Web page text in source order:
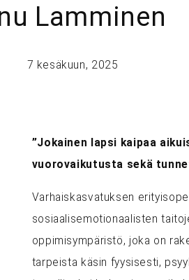
Lamminen
7 kesäkuun, 2025
”Jokainen lapsi kaipaa
vuorovaikutusta sekä
Varhaiskasvatuksen
sosiaalisemotionaalisten
oppimisympäristö, joka on
tarpeista käsin fyysisesti,